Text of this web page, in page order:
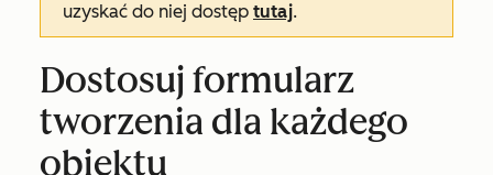
uzyskać do niej dostęp tutaj.
Dostosuj formularz
tworzenia dla każdego
obiektu